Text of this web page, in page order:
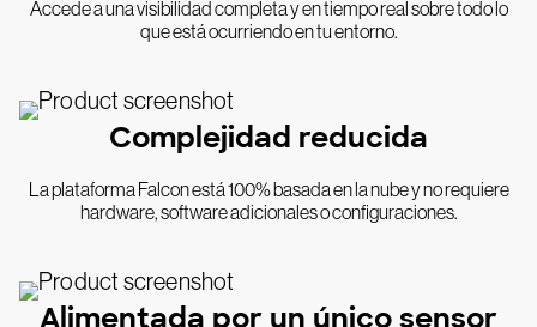
Accede a una visibilidad completa y en tiempo real sobre todo lo
que está ocurriendo en tu entorno.
Complejidad reducida
La plataforma Falcon está 100% basada en la nube y no requiere
hardware, software adicionales o configuraciones.
Alimentada por un único sensor